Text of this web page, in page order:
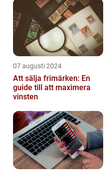
07 augusti 2024
Att sälja frimärken: En
guide till att maximera
vinsten